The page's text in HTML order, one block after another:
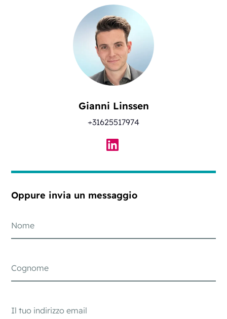
Gianni Linssen
+31625517974
Oppure invia un messaggio